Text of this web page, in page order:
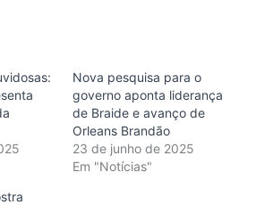
Nova pesquisa para o
governo aponta liderança
de Braide e avanço de
Orleans Brandão
23 de junho de 2025
Em "Notícias"